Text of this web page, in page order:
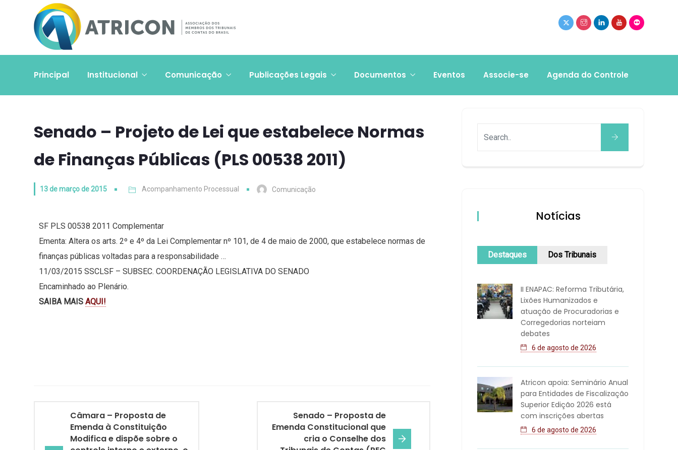
Principal Institucional Comunicação Publicações Legais Documentos Eventos Associe-se Agenda do Controle
Senado – Projeto de Lei que estabelece Normas
de Finanças Públicas (PLS 00538 2011)
13 de março de 2015 Acompanhamento Processual Comunicação
SF PLS 00538 2011 Complementar
Ementa: Altera os arts. 2º e 4º da Lei Complementar nº 101, de 4 de maio de 2000, que estabelece normas de
finanças públicas voltadas para a responsabilidade …
11/03/2015 SSCLSF – SUBSEC. COORDENAÇÃO LEGISLATIVA DO SENADO
Encaminhado ao Plenário.
SAIBA MAIS AQUI!
Câmara – Proposta de
Emenda à Constituição
Modifica e dispõe sobre o
Senado – Proposta de
Emenda Constitucional que
cria o Conselhe dos
Notícias
Destaques Dos Tribunais
II ENAPAC: Reforma Tributária,
Lixões Humanizados e
atuação de Procuradorias e
Corregedorias norteiam
debates
6 de agosto de 2026
Atricon apoia: Seminário Anual
para Entidades de Fiscalização
Superior Edição 2026 está
com inscrições abertas
6 de agosto de 2026